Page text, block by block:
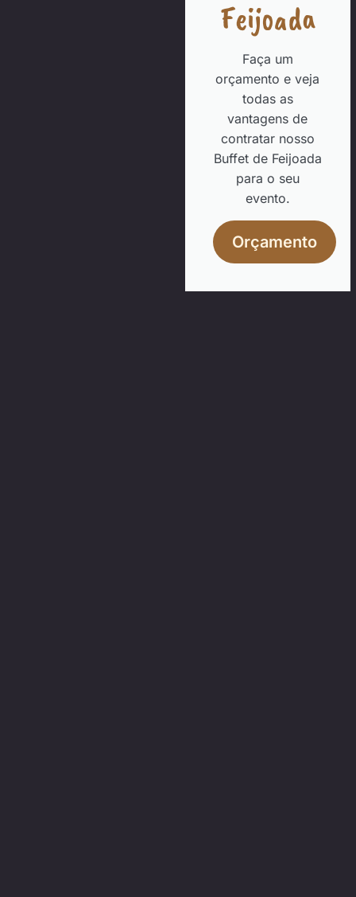
Feijoada
Faça um
orçamento e veja
todas as
vantagens de
contratar nosso
Buffet de Feijoada
para o seu
evento.
Orçamento